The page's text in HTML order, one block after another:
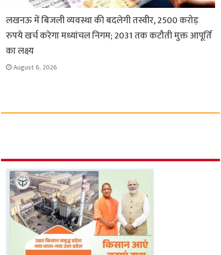
लखनऊ में बिजली व्यवस्था की बदलेगी तस्वीर, 2500 करोड़
रुपये खर्च करेगा मध्यांचल निगम; 2031 तक कटौती मुक्त आपूर्ति
का लक्ष्य
August 6, 2026